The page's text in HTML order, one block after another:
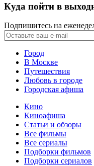
Куда пойти в
Подпишитесь на
Город
В Москве
Путешествия
Любовь в городе
Городская афиша
Кино
Киноафиша
Статьи и обзоры
Все фильмы
Все сериалы
Подборки фильмов
Подборки сериалов